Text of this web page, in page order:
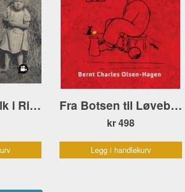
Fotefar etter folk i Riska Fra Botsen til Løvebakken
kr 498
Legg i handlekurv